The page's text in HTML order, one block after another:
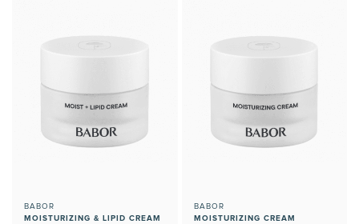
BABOR
MOISTURIZING & LIPID CREAM
BABOR
MOISTURIZING CREAM